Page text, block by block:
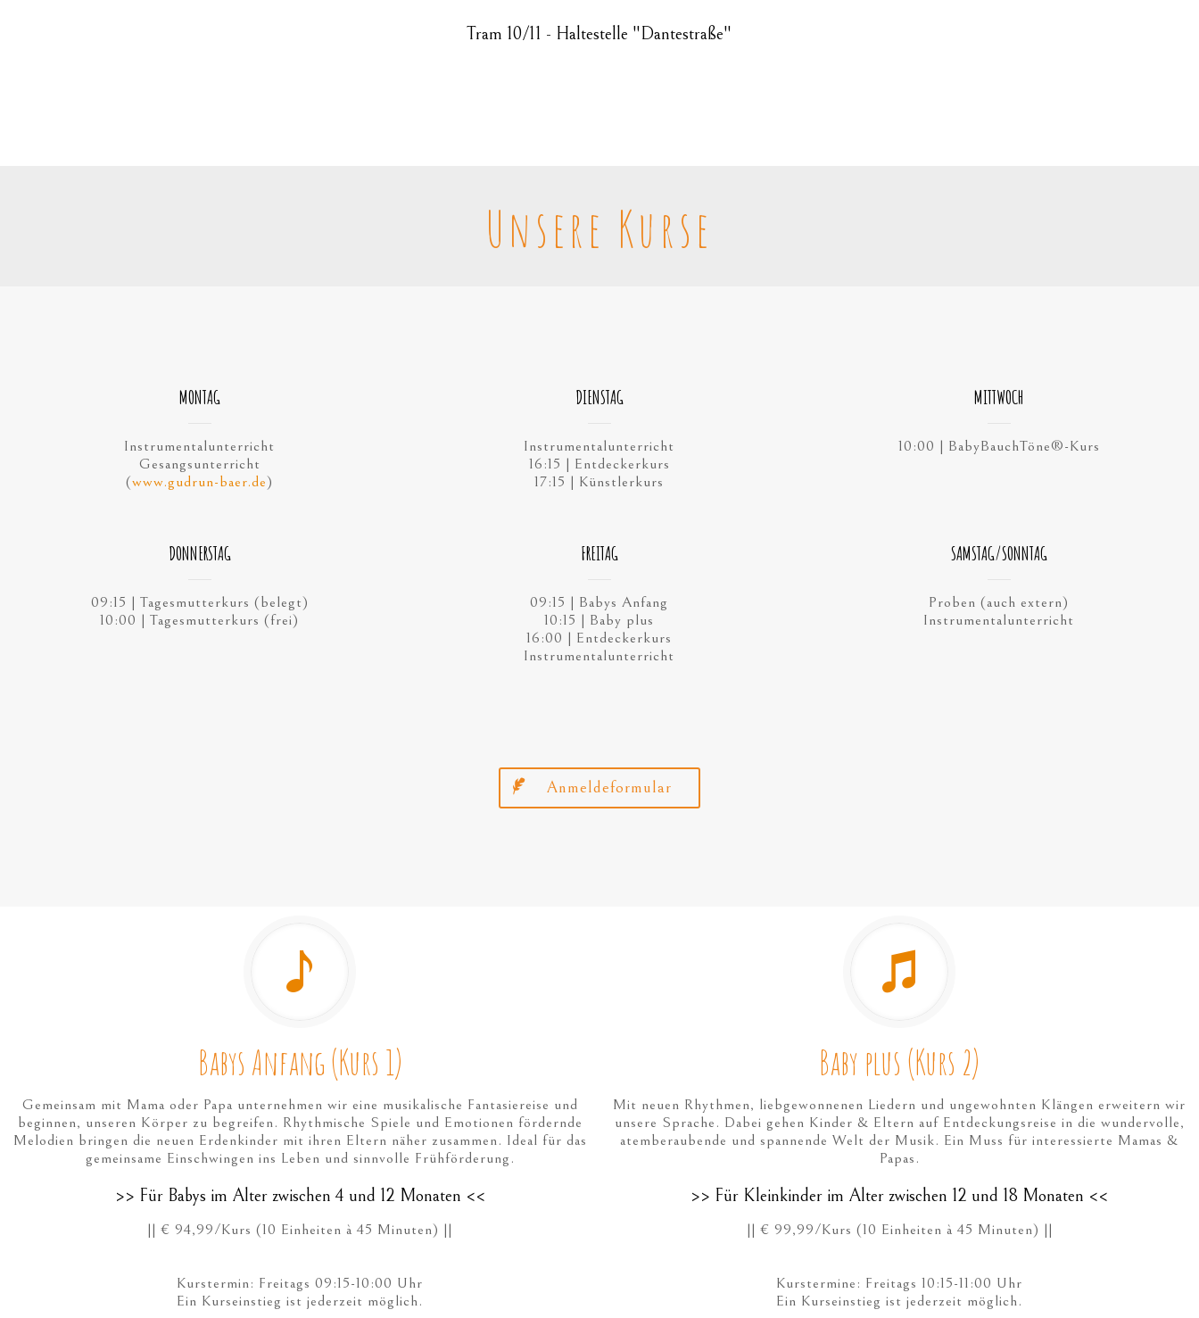
Tram 10/11 - Haltestelle "Dantestraße"
Unsere Kurse
MONTAG
Instrumentalunterricht
Gesangsunterricht
(www.gudrun-baer.de)
DIENSTAG
Instrumentalunterricht
16:15 | Entdeckerkurs
17:15 | Künstlerkurs
MITTWOCH
10:00 | BabyBauchTöne®-Kurs
DONNERSTAG
09:15 | Tagesmutterkurs (belegt)
10:00 | Tagesmutterkurs (frei)
FREITAG
09:15 | Babys Anfang
10:15 | Baby plus
16:00 | Entdeckerkurs
Instrumentalunterricht
SAMSTAG/SONNTAG
Proben (auch extern)
Instrumentalunterricht
Anmeldeformular
Babys Anfang (Kurs 1)
Gemeinsam mit Mama oder Papa unternehmen wir eine musikalische Fantasiereise und
beginnen, unseren Körper zu begreifen. Rhythmische Spiele und Emotionen fördernde
Melodien bringen die neuen Erdenkinder mit ihren Eltern näher zusammen. Ideal für das
gemeinsame Einschwingen ins Leben und sinnvolle Frühförderung.
>> Für Babys im Alter zwischen 4 und 12 Monaten <<
|| € 94,99/Kurs (10 Einheiten à 45 Minuten) ||
Kurstermin: Freitags 09:15-10:00 Uhr
Ein Kurseinstieg ist jederzeit möglich.
Baby plus (Kurs 2)
Mit neuen Rhythmen, liebgewonnenen Liedern und ungewohnten Klängen erweitern wir
unsere Sprache. Dabei gehen Kinder & Eltern auf Entdeckungsreise in die wundervolle,
atemberaubende und spannende Welt der Musik. Ein Muss für interessierte Mamas &
Papas.
>> Für Kleinkinder im Alter zwischen 12 und 18 Monaten <<
|| € 99,99/Kurs (10 Einheiten à 45 Minuten) ||
Kurstermine: Freitags 10:15-11:00 Uhr
Ein Kurseinstieg ist jederzeit möglich.